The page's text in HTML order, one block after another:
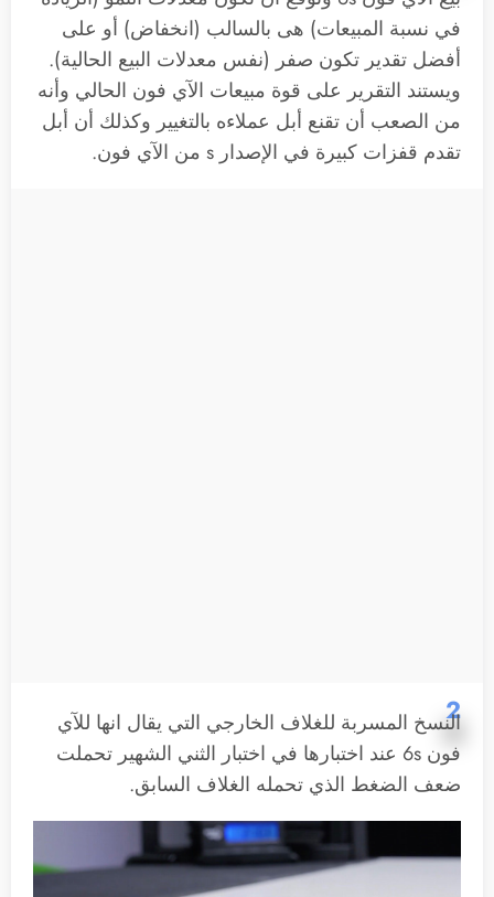
في نسبة المبيعات) هى بالسالب (انخفاض) أو على
أفضل تقدير تكون صفر (نفس معدلات البيع الحالية).
ويستند التقرير على قوة مبيعات الآي فون الحالي وأنه
من الصعب أن تقنع أبل عملاءه بالتغيير وكذلك أن أبل
تقدم قفزات كبيرة في الإصدار s من الآي فون.
2
النسخ المسربة للغلاف الخارجي التي يقال انها للآي
فون 6s عند اختبارها في اختبار الثني الشهير تحملت
ضعف الضغط الذي تحمله الغلاف السابق.